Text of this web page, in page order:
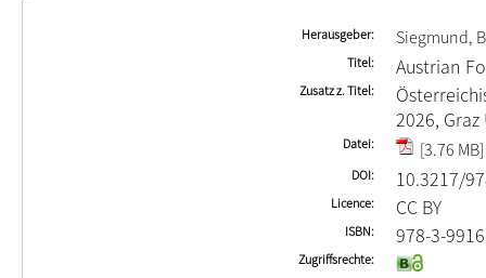
Herausgeber Siegmund,
Titel Austrian
Zusatz z. Titel
2026,
Datei [3.76 MB]
DOI 10.3217/
Licence CC BY
ISBN 978-3-
Zugriffsrechte